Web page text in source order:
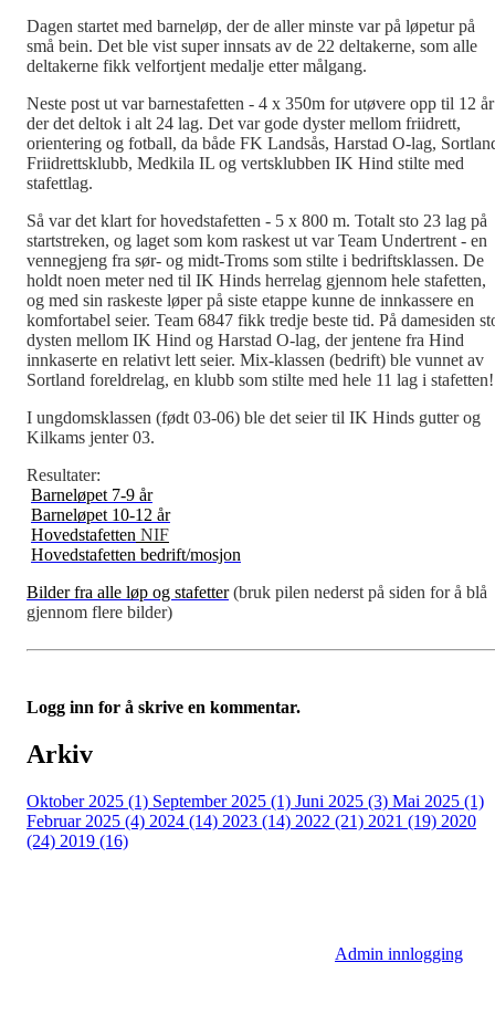
Dagen startet med barneløp, der de aller minste var på løpetur på
små bein. Det ble vist super innsats av de 22 deltakerne, som alle
deltakerne fikk velfortjent medalje etter målgang.
Neste post ut var barnestafetten - 4 x 350m for utøvere opp til 12
der det deltok i alt 24 lag. Det var gode dyster mellom friidrett,
orientering og fotball, da både FK Landsås, Harstad O-lag,
Friidrettsklubb, Medkila IL og vertsklubben IK Hind stilte med
stafettlag.
Så var det klart for hovedstafetten - 5 x 800 m. Totalt sto 23 lag på
startstreken, og laget som kom raskest ut var Team Undertrent - en
vennegjeng fra sør- og midt-Troms som stilte i bedriftsklassen. De
holdt noen meter ned til IK Hinds herrelag gjennom hele stafetten,
og med sin raskeste løper på siste etappe kunne de innkassere en
komfortabel seier. Team 6847 fikk tredje beste tid. På damesiden
dysten mellom IK Hind og Harstad O-lag, der jentene fra Hind
innkaserte en relativt lett seier. Mix-klassen (bedrift) ble vunnet av
Sortland foreldrelag, en klubb som stilte med hele 11 lag i stafetten!
I ungdomsklassen (født 03-06) ble det seier til IK Hinds gutter og
Kilkams jenter 03.
Resultater:
Barneløpet 7-9 år
Barneløpet 10-12 år
Hovedstafetten NIF
Hovedstafetten bedrift/mosjon
Bilder fra alle løp og stafetter(bruk pilen nederst på siden for å blå
gjennom flere bilder)
Logg inn for å skrive en kommentar.
Arkiv
Oktober 2025 (1) September 2025 (1) Juni 2025 (3) Mai 2025 (1)
Februar 2025 (4) 2024 (14) 2023 (14) 2022 (21) 2021 (19) 2020
(24) 2019 (16)
Admin innlogging